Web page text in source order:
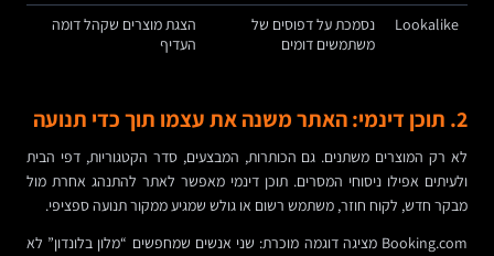
Lookalike
נסמכת על דפוסים של
משתמשים דומים
הצגת מוצרים שקהל דומה
העדיף
2. תוכן דינמי: האתר משנה את עצמו תוך כדי תנועה
לא רק המוצרים משתנים. גם הכותרות, המבצעים, סדר הקטגוריות, דפי הבית
ולעיתים אפילו ניסוחי המסרים. תוכן דינמי מאפשר לאתר להתנהג אחרת מול
מבקר חדש, לקוח חוזר, משתמש רשום או גולש שמגיע ממקור תנועה ספציפי.
Booking.com מציגה דוגמה מוכרת: שני אנשים שמחפשים “מלון בלונדון” לא